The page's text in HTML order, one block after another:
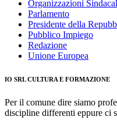
Organizzazioni
Parlamento
Presidente della
Pubblico Impiego
Redazione
Unione Europea
IO SRL CULTURA E FORMAZIONE
Per il comune dire siamo
discipline differenti eppure ci